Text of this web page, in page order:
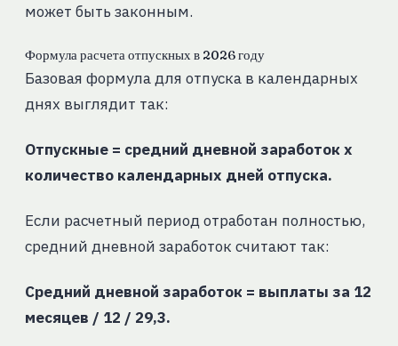
может быть законным.
Формула расчета отпускных в 2026 году
Базовая формула для отпуска в календарных
днях выглядит так:
Отпускные = средний дневной заработок x
количество календарных дней отпуска.
Если расчетный период отработан полностью,
средний дневной заработок считают так:
Средний дневной заработок = выплаты за 12
месяцев / 12 / 29,3.